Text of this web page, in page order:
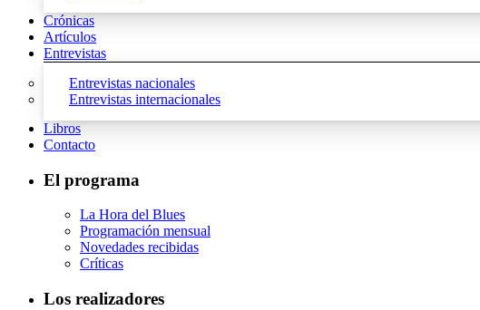
Crónicas
Artículos
Entrevistas
Entrevistas nacionales
Entrevistas internacionales
Libros
Contacto
El programa
La Hora del Blues
Programación mensual
Novedades recibidas
Críticas
Los realizadores